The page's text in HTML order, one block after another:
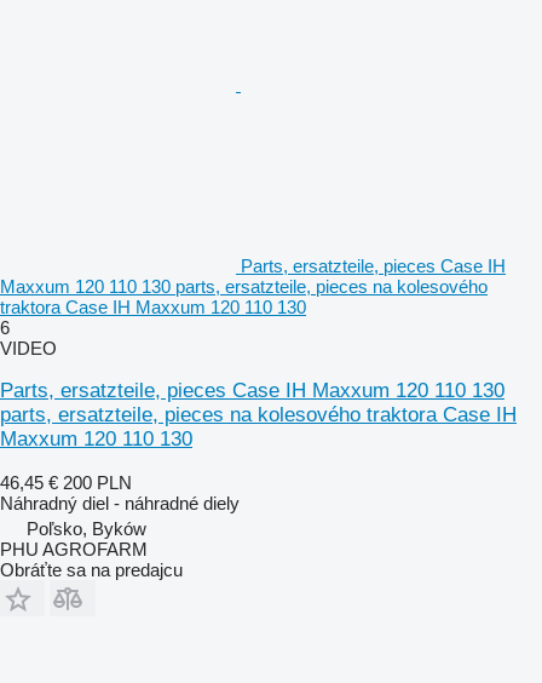
Parts, ersatzteile, pieces Case IH
Maxxum 120 110 130 parts, ersatzteile, pieces na kolesového
traktora Case IH Maxxum 120 110 130
6
VIDEO
Parts, ersatzteile, pieces Case IH Maxxum 120 110 130
parts, ersatzteile, pieces na kolesového traktora Case IH
Maxxum 120 110 130
46,45 € 200 PLN
Náhradný diel - náhradné diely
Poľsko, Byków
PHU AGROFARM
Obráťte sa na predajcu